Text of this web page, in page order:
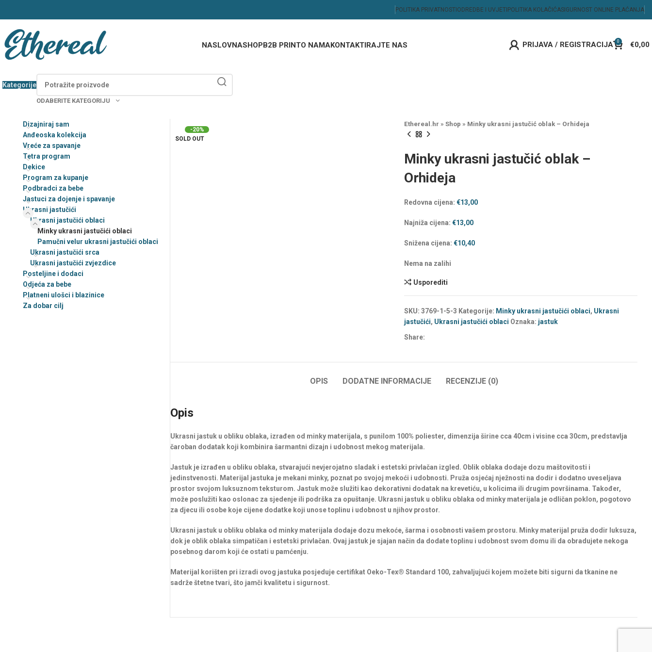
POLITIKA PRIVATNOSTI ODREDBE I UVJETI POLITIKA KOLAČIĆASIGURNOST ONLINE PLAĆANJA
NASLOVNASHOPB2B PRINTO NAMAKONTAKTIRAJTE NAS PRIJAVA / REGISTRACIJA 0 €0,00
Kategorije
Vreće za spavanje
dizajniraj sam
Jastuci za dojenje i
spavanje-Dizajniraj sam
Baby body dizajniraj sam
Majice dizajniraj sam
Dekice – Dizajniraj sam
Dekice personalizirane
personalizirane
Ukrasni jastučići –
Personalizirani
Ukrasni jastučići oblaci –
ODABERITE KATEGORIJU
-20%
SOLD OUT
Ethereal.hr » Shop » Minky ukrasni jastučić oblak – Orhideja
Minky ukrasni jastučić oblak –
Orhideja
Redovna cijena: €13,00
Najniža cijena: €13,00
Snižena cijena: €10,40
Nema na zalihi
Usporediti
SKU: 3769-1-5-3 Kategorije: Minky ukrasni jastučići oblaci, Ukrasni
jastučići, Ukrasni jastučići oblaci Oznaka: jastuk
Share:
OPIS DODATNE INFORMACIJE RECENZIJE (0)
Opis
Ukrasni jastuk u obliku oblaka, izrađen od minky materijala, s punilom 100% poliester, dimenzija širine cca 40cm i visine cca 30cm, predstavlja
čaroban dodatak koji kombinira šarmantni dizajn i udobnost mekog materijala.
Jastuk je izrađen u obliku oblaka, stvarajući nevjerojatno sladak i estetski privlačan izgled. Oblik oblaka dodaje dozu maštovitosti i
jedinstvenosti. Materijal jastuka je mekani minky, poznat po svojoj mekoći i udobnosti. Pruža osjećaj nježnosti na dodir i dodatno uveseljava
prostor svojom luksuznom teksturom. Jastuk može služiti kao dekorativni dodatak na krevetiću, u kolicima ili drugim površinama. Također,
može poslužiti kao oslonac za sjedenje ili podrška za opuštanje. Ukrasni jastuk u obliku oblaka od minky materijala je odličan poklon, pogotovo
za djecu ili osobe koje cijene dodatke koji unose toplinu i udobnost u njihov prostor.
Ukrasni jastuk u obliku oblaka od minky materijala dodaje dozu mekoće, šarma i osobnosti vašem prostoru. Minky materijal pruža dodir luksuza,
dok je oblik oblaka simpatičan i estetski privlačan. Ovaj jastuk je sjajan način da dodate toplinu i udobnost svom domu ili da obradujete nekoga
posebnog darom koji će ostati u pamćenju.
Materijal korišten pri izradi ovog jastuka posjeduje certifikat Oeko-Tex® Standard 100, zahvaljujući kojem možete biti sigurni da tkanine ne
sadrže štetne tvari, što jamči kvalitetu i sigurnost.
Dizajniraj sam
Anđeoska kolekcija
Vreće za spavanje
Tetra program
Dekice
Program za kupanje
Podbradci za bebe
Jastuci za dojenje i spavanje
Ukrasni jastučići
Ukrasni jastučići oblaci
Minky ukrasni jastučići oblaci
Pamučni velur ukrasni jastučići oblaci
Ukrasni jastučići srca
Ukrasni jastučići zvjezdice
Posteljine i dodaci
Odjeća za bebe
Platneni ulošci i blazinice
Za dobar cilj